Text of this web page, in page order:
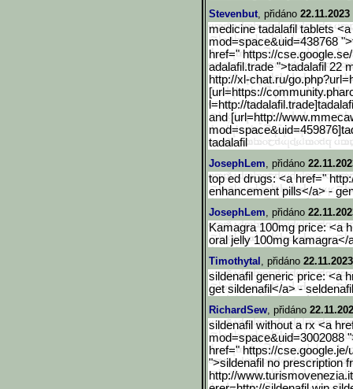
Stevenbut, přidáno 22.11.2023
medicine tadalafil tablets
mod=space&uid=438768
href=" https://
adalafil.trade ">tadalafil 22
http://xl-chat.ru/go.php?
[url=https://community.ph
l=http://tadalafil.trade]tadal
and [url=http://
tadalafil
JosephLem, přidáno
top ed drugs: <a href="
enhancement pills</a> -
JosephLem, přidáno
Kamagra 100mg price: <a
oral jelly 100mg
Timothytal , přidáno
sildenafil generic price: <a
get sildenafil</a> - seldenafil
RichardSew, přidáno
sildenafil without a rx <a
mod=space&uid=3002088
href=" https://cse.google.je/
">sildenafil no prescription
http://www.turismovenezia